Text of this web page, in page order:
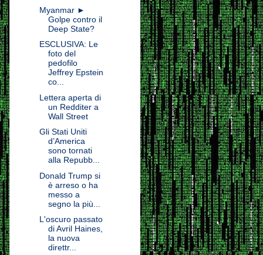
Myanmar ►
Golpe contro il
Deep State?
ESCLUSIVA: Le
foto del
pedofilo
Jeffrey Epstein
co...
Lettera aperta di
un Redditer a
Wall Street
Gli Stati Uniti
d’America
sono tornati
alla Repubb...
Donald Trump si
è arreso o ha
messo a
segno la più...
L'oscuro passato
di Avril Haines,
la nuova
direttr...